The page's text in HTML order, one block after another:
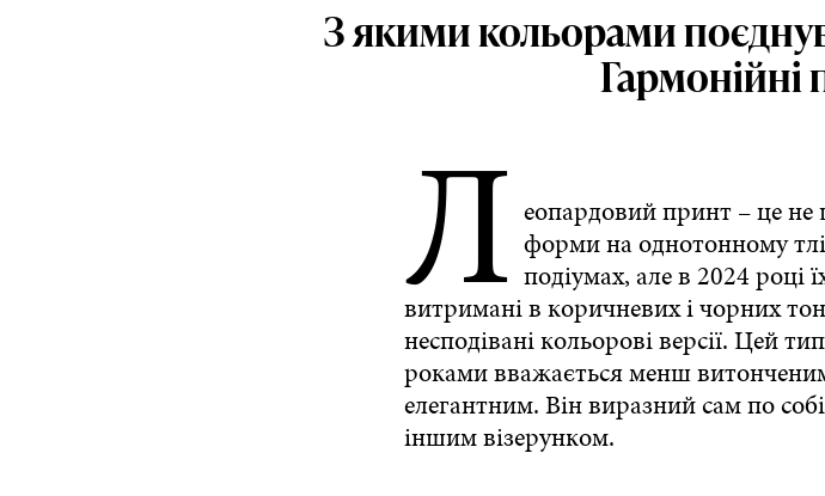
З якими кольорами
Гармонійні
Л еопардовий принт – це
форми на однотонному
подіумах, але в 2024 році
витримані в коричневих і чорних
несподівані кольорові версії. Цей
роками вважається менш
елегантним. Він виразний сам по
іншим візерунком.